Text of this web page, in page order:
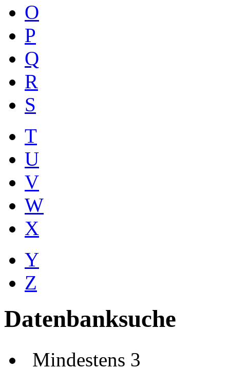
O
P
Q
R
S
T
U
V
W
X
Y
Z
Datenbanksuche
Mindestens 3